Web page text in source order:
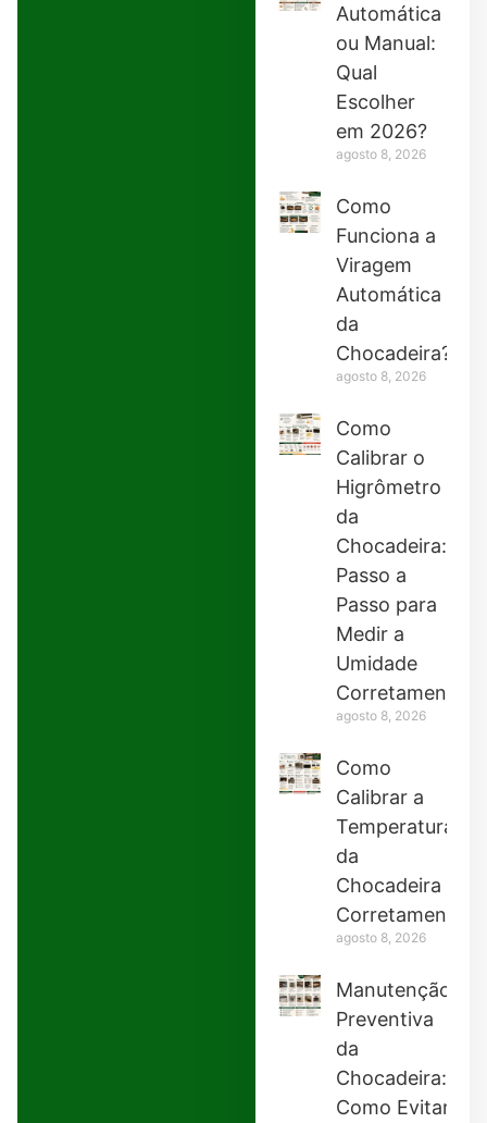
Automática
ou Manual:
Qual
Escolher
em 2026?
agosto 8, 2026
Como
Funciona a
Viragem
Automática
da
Chocadeira?
agosto 8, 2026
Como
Calibrar o
Higrômetro
da
Chocadeira:
Passo a
Passo para
Medir a
Umidade
Corretamente
agosto 8, 2026
Como
Calibrar a
Temperatura
da
Chocadeira
Corretamente
agosto 8, 2026
Manutenção
Preventiva
da
Chocadeira:
Como Evitar